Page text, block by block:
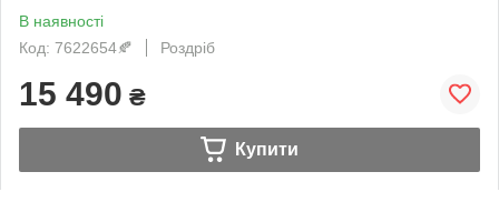
В наявності
Код: 7622654🍂
Роздріб
15 490 ₴
Купити